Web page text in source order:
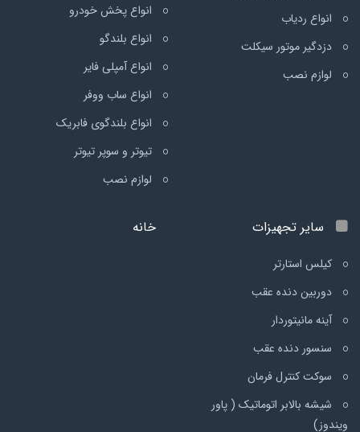
انواع ردیاب
دزدگیر موتور سیکلت
لوازم نصب
انواع پخش خودرو
انواع بلندگو
انواع آمپلی فایر
انواع ساب ووفر
انواع بلندگوی فابریک
تیوتر و سوپر تیوتر
لوازم نصب
سایر تجهیزات
کیلس استارتر
دوربین دنده عقب
آینه مانیتوردار
سنسور دنده عقب
سوکت کنترل فرمان
شیشه بالابر اتوماتیک ( پاور
ویندوز)
خانه